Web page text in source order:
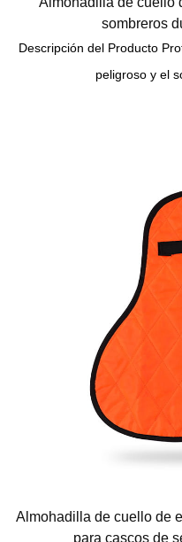
sombreros
Descripción del Producto
peligroso y el
Almohadilla de cuello de
para cascos de